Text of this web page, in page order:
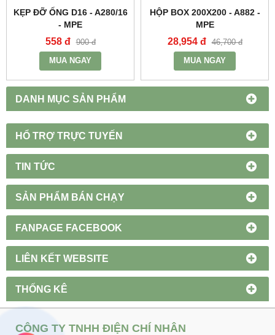
DANH MỤC SẢN PHẨM
HỔ TRỢ TRỰC TUYẾN
TIN TỨC
SẢN PHẨM BÁN CHẠY
FANPAGE FACEBOOK
LIÊN KẾT WEBSITE
THỐNG KÊ
KẸP ĐỠ ỐNG D16 - A280/16
- MPE
558 đ 900 đ
MUA NGAY
HỘP BOX 200X200 - A882 -
MPE
28,954 đ 46,700 đ
MUA NGAY
CÔNG TY TNHH ĐIỆN CHÍ NHÂN